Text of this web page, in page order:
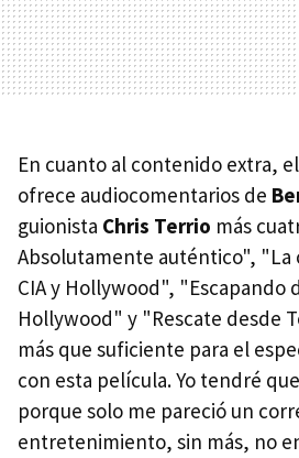
En cuanto al contenido extra,
ofrece audiocomentarios de
guionista Chris Terrio más
Absolutamente auténtico", "La
CIA y Hollywood", "Escapando
Hollywood" y "Rescate desde
más que suficiente para el
con esta película. Yo tendré
porque solo me pareció un
entretenimiento, sin más, no